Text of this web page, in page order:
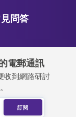
問答
電郵通訊
收到網路研討